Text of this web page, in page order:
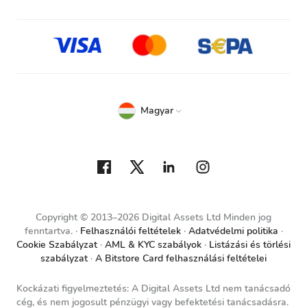
Copyright © 2013–2026 Digital Assets Ltd Minden jog
fenntartva.
Felhasználói feltételek
Adatvédelmi politika
Cookie Szabályzat AML & KYC szabályok
Listázási és törlési
szabályzat A Bitstore Card felhasználási feltételei
Magyar
Kockázati figyelmeztetés: A Digital Assets Ltd nem tanácsadó
cég, és nem jogosult pénzügyi vagy befektetési tanácsadásra.